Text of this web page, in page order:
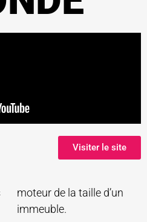
Visiter le site
moteur de la taille d’un
immeuble.